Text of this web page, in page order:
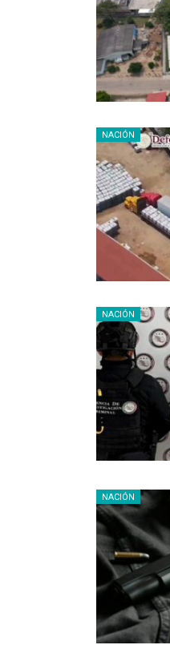
NACIÓN
NACIÓN
NACIÓN